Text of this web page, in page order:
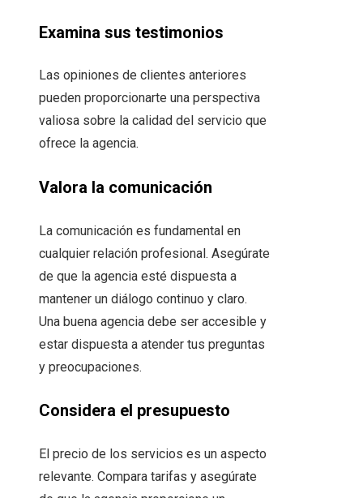
Examina sus testimonios
Las opiniones de clientes anteriores
pueden proporcionarte una perspectiva
valiosa sobre la calidad del servicio que
ofrece la agencia.
Valora la comunicación
La comunicación es fundamental en
cualquier relación profesional. Asegúrate
de que la agencia esté dispuesta a
mantener un diálogo continuo y claro.
Una buena agencia debe ser accesible y
estar dispuesta a atender tus preguntas
y preocupaciones.
Considera el presupuesto
El precio de los servicios es un aspecto
relevante. Compara tarifas y asegúrate